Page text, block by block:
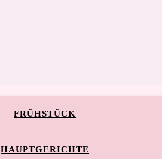
FRÜHSTÜCK
HAUPTGERICHTE